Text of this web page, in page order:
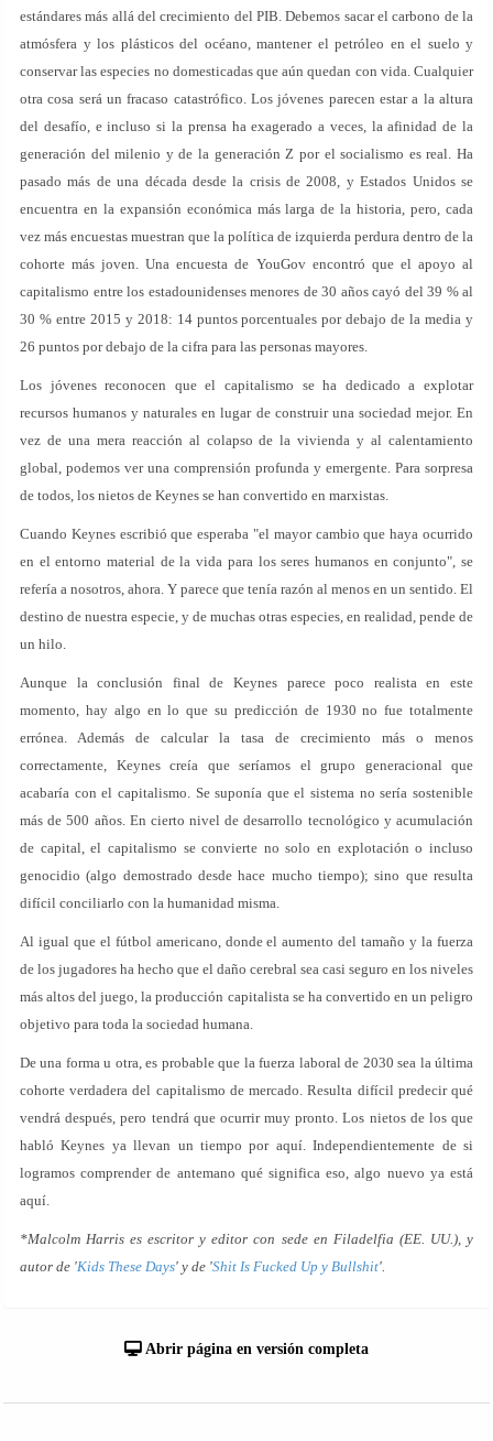
estándares más allá del crecimiento del PIB. Debemos sacar el carbono de la
atmósfera y los plásticos del océano, mantener el petróleo en el suelo y
conservar las especies no domesticadas que aún quedan con vida. Cualquier
otra cosa será un fracaso catastrófico. Los jóvenes parecen estar a la altura
del desafío, e incluso si la prensa ha exagerado a veces, la afinidad de la
generación del milenio y de la generación Z por el socialismo es real. Ha
pasado más de una década desde la crisis de 2008, y Estados Unidos se
encuentra en la expansión económica más larga de la historia, pero, cada
vez más encuestas muestran que la política de izquierda perdura dentro de la
cohorte más joven. Una encuesta de YouGov encontró que el apoyo al
capitalismo entre los estadounidenses menores de 30 años cayó del 39 % al
30 % entre 2015 y 2018: 14 puntos porcentuales por debajo de la media y
26 puntos por debajo de la cifra para las personas mayores.
Los jóvenes reconocen que el capitalismo se ha dedicado a explotar
recursos humanos y naturales en lugar de construir una sociedad mejor. En
vez de una mera reacción al colapso de la vivienda y al calentamiento
global, podemos ver una comprensión profunda y emergente. Para sorpresa
de todos, los nietos de Keynes se han convertido en marxistas.
Cuando Keynes escribió que esperaba "el mayor cambio que haya ocurrido
en el entorno material de la vida para los seres humanos en conjunto", se
refería a nosotros, ahora. Y parece que tenía razón al menos en un sentido. El
destino de nuestra especie, y de muchas otras especies, en realidad, pende de
un hilo.
Aunque la conclusión final de Keynes parece poco realista en este
momento, hay algo en lo que su predicción de 1930 no fue totalmente
errónea. Además de calcular la tasa de crecimiento más o menos
correctamente, Keynes creía que seríamos el grupo generacional que
acabaría con el capitalismo. Se suponía que el sistema no sería sostenible
más de 500 años. En cierto nivel de desarrollo tecnológico y acumulación
de capital, el capitalismo se convierte no solo en explotación o incluso
genocidio (algo demostrado desde hace mucho tiempo); sino que resulta
difícil conciliarlo con la humanidad misma.
Al igual que el fútbol americano, donde el aumento del tamaño y la fuerza
de los jugadores ha hecho que el daño cerebral sea casi seguro en los niveles
más altos del juego, la producción capitalista se ha convertido en un peligro
objetivo para toda la sociedad humana.
De una forma u otra, es probable que la fuerza laboral de 2030 sea la última
cohorte verdadera del capitalismo de mercado. Resulta difícil predecir qué
vendrá después, pero tendrá que ocurrir muy pronto. Los nietos de los que
habló Keynes ya llevan un tiempo por aquí. Independientemente de si
logramos comprender de antemano qué significa eso, algo nuevo ya está
aquí.
*Malcolm Harris es escritor y editor con sede en Filadelfia (EE. UU.), y
autor de 'Kids These Days' y de 'Shit Is Fucked Up y Bullshit'.
Abrir página en versión completa